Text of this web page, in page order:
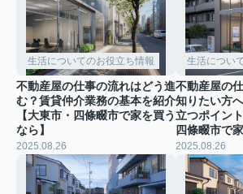
生活についてのお役立ち情報
不動産屋の仕事の流れはどう進
む？賃貸仲介業務の基本を紹介
【大東市・四條畷市で家を買う
なら】
2025.08.26
生活につい
不動産屋の
知りたい方
立つポイン
四條畷市で
2025.08.26